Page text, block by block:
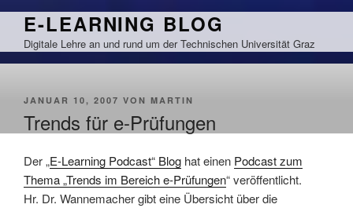
Zum
springen
E-LEARNING BLOG
Digitale Lehre an und rund um der Technischen Universität Graz
VERÖFFENTLICHT
JANUAR 10, 2007 VON MARTIN
Trends für e-Prüfungen
Der „E-Learning Podcast“ Blog hat einen Podcast zum
Thema „Trends im Bereich e-Prüfungen“ veröffentlicht.
Hr. Dr. Wannemacher gibt eine Übersicht über die